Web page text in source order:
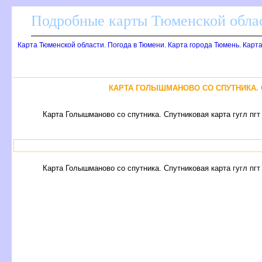
Подробные карты Тюменской
Карта Тюменской области. Погода в Тюмени. Карта города Тюмень.
КАРТА ГОЛЫШМАНОВО СО СПУТНИКА.
Карта Голышманово со спутника. Спутниковая карта гугл
Карта Голышманово со спутника. Спутниковая карта гугл